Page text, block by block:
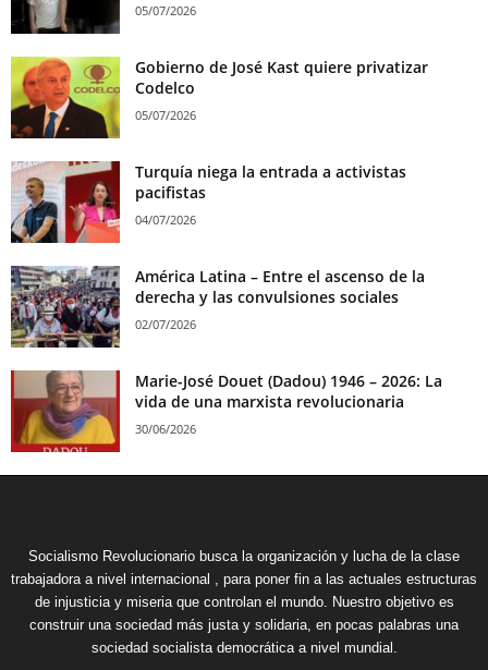
05/07/2026
Gobierno de José Kast quiere privatizar
Codelco
05/07/2026
Turquía niega la entrada a activistas
pacifistas
04/07/2026
América Latina – Entre el ascenso de la
derecha y las convulsiones sociales
02/07/2026
Marie-José Douet (Dadou) 1946 – 2026: La
vida de una marxista revolucionaria
30/06/2026
Socialismo Revolucionario busca la organización y lucha de la clase
trabajadora a nivel internacional , para poner fin a las actuales estructuras
de injusticia y miseria que controlan el mundo. Nuestro objetivo es
construir una sociedad más justa y solidaria, en pocas palabras una
sociedad socialista democrática a nivel mundial.